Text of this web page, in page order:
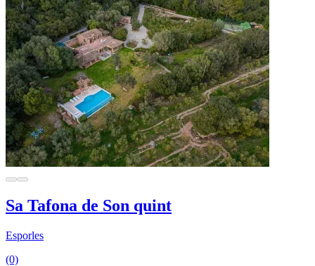
Sa Tafona de Son quint
Esporles
(0)